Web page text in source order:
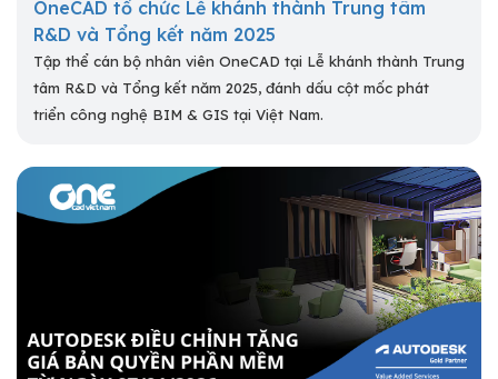
OneCAD tổ chức Lễ khánh thành Trung tâm
R&D và Tổng kết năm 2025
Tập thể cán bộ nhân viên OneCAD tại Lễ khánh thành Trung
tâm R&D và Tổng kết năm 2025, đánh dấu cột mốc phát
triển công nghệ BIM & GIS tại Việt Nam.